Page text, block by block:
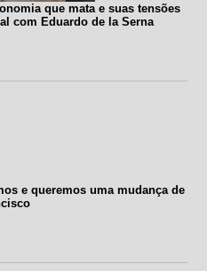
que mata e suas tensões
com Eduardo de la Serna
e queremos uma mudança de